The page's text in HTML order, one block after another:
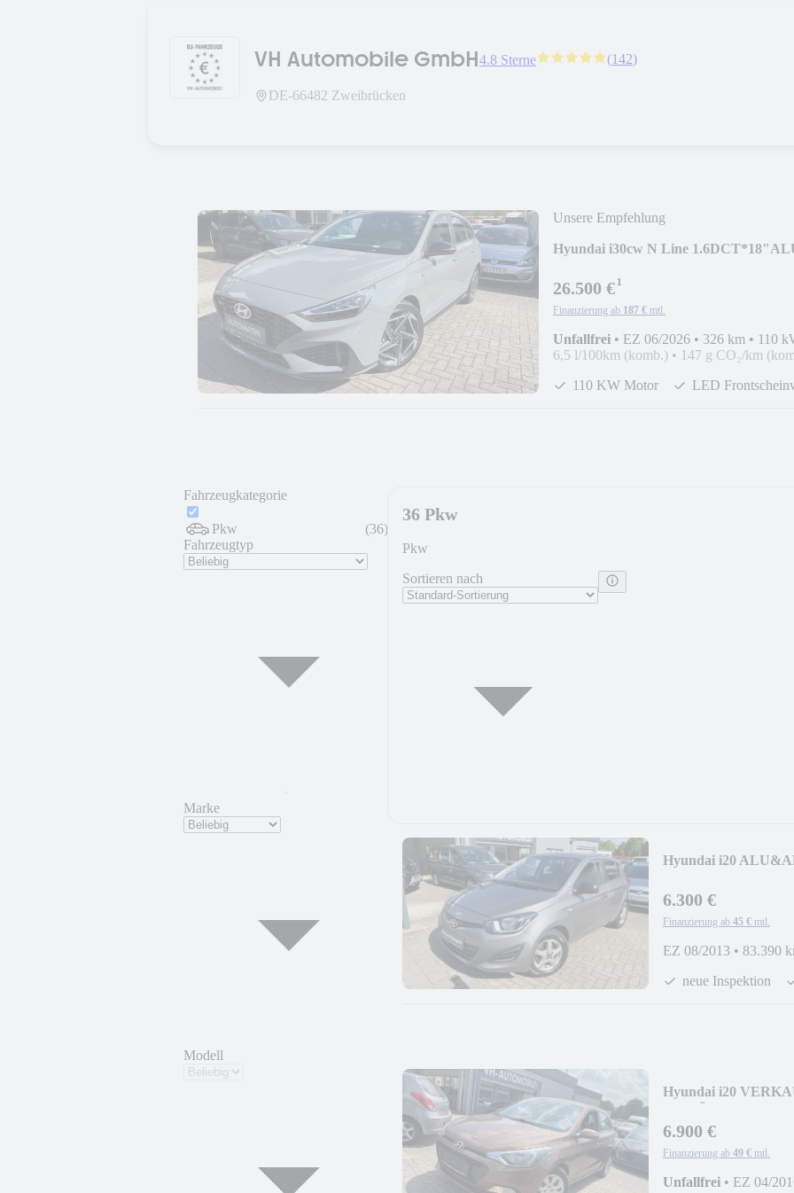
VH Automobile GmbH4.8 Sterne (142)
DE-66482 Zweibrücken
Unsere Empfehlung
Hyundai i30cw N Line
26.500 €¹
Finanzierung ab 187 € mtl.
Unfallfrei • EZ 06/2026 • 326 km • 110
6,5 l/100km (komb.) • 147 g CO₂/km
110 KW Motor
LED
Fahrzeugkategorie
Pkw (36)
Fahrzeugtyp
Marke
Modell
36 Pkw
Pkw
Sortieren nach
Hyundai i20
6.300 €
Finanzierung ab 45 € mtl.
EZ 08/2013 • 83.390
neue Inspektion
Hyundai i20
6.900 €
Finanzierung ab 49 € mtl.
Unfallfrei • EZ 04/